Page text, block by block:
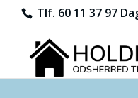
Tlf. 60 11 37 97